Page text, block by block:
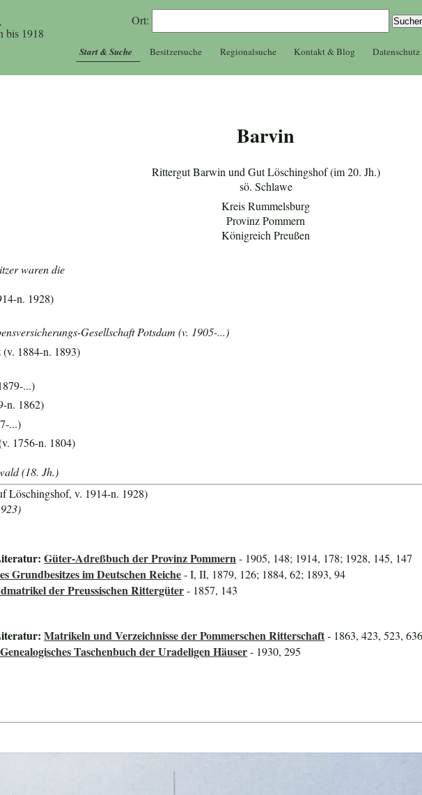
bis 1918
Ort:
Start & Suche Besitzersuche Regionalsuche Kontakt & Blog Datenschutz
Barvin
Rittergut Barwin und Gut Löschingshof (im 20. Jh.)
sö. Schlawe
Kreis Rummelsburg
Provinz Pommern
Königreich Preußen
waren die
n. 1928)
Gesellschaft Potsdam (v. 1905-...)
1884-n. 1893)
...)
n. 1862)
...)
1756-n. 1804)
(18. Jh.)
Löschingshof, v. 1914-n. 1928)
Güter-Adreßbuch der Provinz Pommern- 1905, 148; 1914, 178; 1928, 145, 147
Grundbesitzes im Deutschen Reiche- I, II, 1879, 126; 1884, 62; 1893, 94
der Preussischen Rittergüter- 1857, 143
Matrikeln und Verzeichnisse der Pommerschen Ritterschaft- 1863, 423, 523,
Taschenbuch der Uradeligen Häuser- 1930, 295